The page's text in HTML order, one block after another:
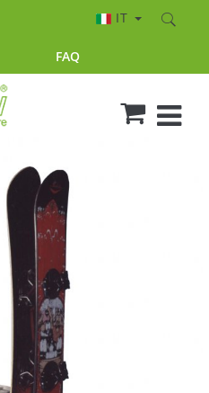
FAQ
IT